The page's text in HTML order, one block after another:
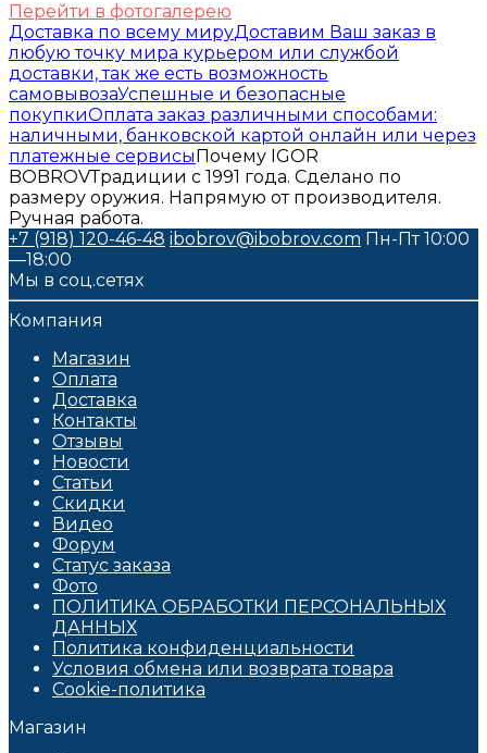
Перейти в фотогалерею
Доставка по всему мируДоставим Ваш заказ в
любую точку мира курьером или службой
доставки, так же есть возможность
самовывозаУспешные и безопасные
покупкиОплата заказ различными способами:
наличными, банковской картой онлайн или через
платежные сервисыПочему IGOR
BOBROVТрадиции с 1991 года. Сделано по
размеру оружия. Напрямую от производителя.
Ручная работа.
+7 (918) 120-46-48 ibobrov@ibobrov.com Пн-Пт 10:00
—18:00
Мы в соц.сетях
Компания
Магазин
Оплата
Доставка
Контакты
Отзывы
Новости
Статьи
Скидки
Видео
Форум
Статус заказа
Фото
ПОЛИТИКА ОБРАБОТКИ ПЕРСОНАЛЬНЫХ
ДАННЫХ​
Политика конфиденциальности
Условия обмена или возврата товара
Cookie-политика
Магазин